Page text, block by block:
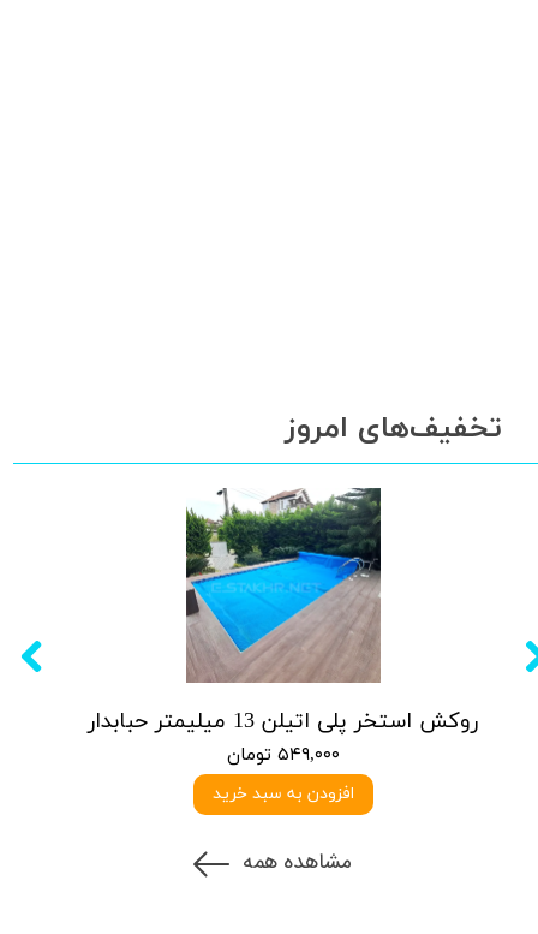
روکش استخر پلی اتیلن 13 میلیمتر حبابدار
۵۴۹,۰۰۰ تومان
افزودن به سبد خرید
تخفیف‌های امروز
مشاهده همه